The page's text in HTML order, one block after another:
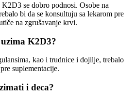
se dobro podnosi. Osobe na
bi da se konsultuju sa lekarom pre
na zgrušavanje krvi.
K2D3?
kao i trudnice i dojilje, trebalo
suplementacije.
i deca?